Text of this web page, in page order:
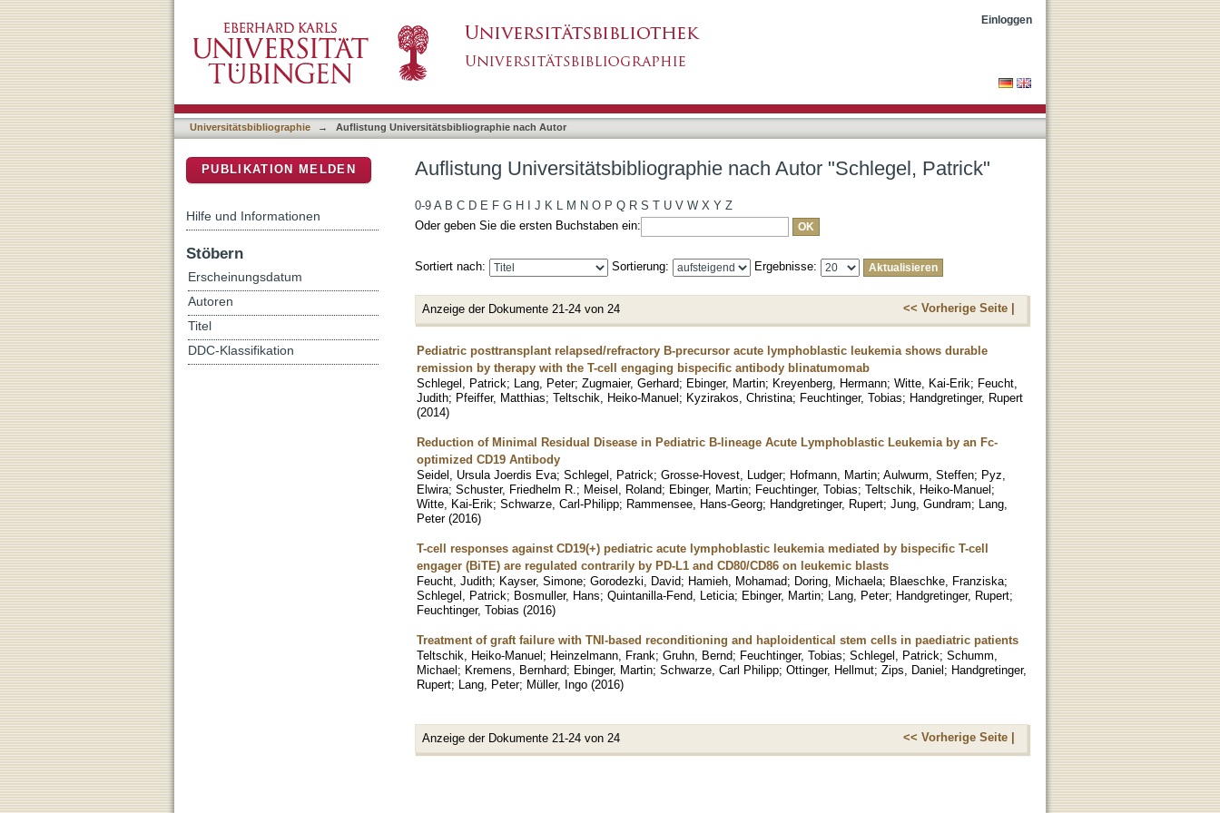
Einloggen
Universitätsbibliographie → Auflistung Universitätsbibliographie nach Autor
Auflistung Universitätsbibliographie nach Autor "Schlegel, Patrick"
0-9 A B C D E F G H J K L M N O P Q R S T U V W X Y Z
Oder geben Sie die ersten Buchstaben ein:
Sortiert nach: Sortierung: Ergebnisse:
Anzeige der Dokumente 21-24 von 24 << Vorherige Seite |
Pediatric posttransplant relapsed/refractory B-precursor acute lymphoblastic leukemia shows durable
remission by therapy with the T-cell engaging bispecific antibody blinatumomab
Schlegel, Patrick; Lang, Peter; Zugmaier, Gerhard; Ebinger, Martin; Kreyenberg, Hermann; Witte, Kai-Erik; Feucht,
Judith; Pfeiffer, Matthias; Teltschik, Heiko-Manuel; Kyzirakos, Christina; Feuchtinger, Tobias; Handgretinger, Rupert
(2014)
Reduction of Minimal Residual Disease in Pediatric B-lineage Acute Lymphoblastic Leukemia by an Fc-
optimized CD19 Antibody
Seidel, Ursula Joerdis Eva; Schlegel, Patrick; Grosse-Hovest, Ludger; Hofmann, Martin; Aulwurm, Steffen; Pyz,
Elwira; Schuster, Friedhelm R. ; Meisel, Roland; Ebinger, Martin; Feuchtinger, Tobias; Teltschik, Heiko-Manuel;
Witte, Kai-Erik; Schwarze, Carl-Philipp; Rammensee, Hans-Georg; Handgretinger, Rupert; Jung, Gundram; Lang,
Peter (2016)
T-cell responses against CD19(+) pediatric acute lymphoblastic leukemia mediated by bispecific T-cell
engager (BiTE) are regulated contrarily by PD-L1 and CD80/CD86 on leukemic blasts
Feucht, Judith; Kayser, Simone; Gorodezki, David; Hamieh, Mohamad; Doring, Michaela; Blaeschke, Franziska;
Schlegel, Patrick; Bosmuller, Hans; Quintanilla-Fend, Leticia; Ebinger, Martin; Lang, Peter; Handgretinger, Rupert;
Feuchtinger, Tobias (2016)
Treatment of graft failure with TNI-based reconditioning and haploidentical stem cells in paediatric patients
Teltschik, Heiko-Manuel; Heinzelmann, Frank; Gruhn, Bernd; Feuchtinger, Tobias; Schlegel, Patrick; Schumm,
Michael; Kremens, Bernhard; Ebinger, Martin; Schwarze, Carl Philipp; Ottinger, Hellmut; Zips, Daniel; Handgretinger,
Rupert; Lang, Peter; Müller, Ingo (2016)
Anzeige der Dokumente 21-24 von 24 << Vorherige Seite |
PUBLIKATION MELDEN
Hilfe und Informationen
Stöbern
Erscheinungsdatum
Autoren
Titel
DDC-Klassifikation